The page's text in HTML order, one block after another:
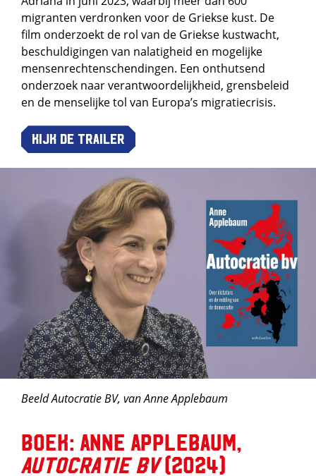
migranten verdronken voor de Griekse kust. De
film onderzoekt de rol van de Griekse kustwacht,
beschuldigingen van nalatigheid en mogelijke
mensenrechtenschendingen. Een onthutsend
onderzoek naar verantwoordelijkheid, grensbeleid
en de menselijke tol van Europa’s migratiecrisis.
Kijk de trailer
Beeld Autocratie BV, van Anne Applebaum
Boek: Anne Applebaum,
Autocratie BV(2024)